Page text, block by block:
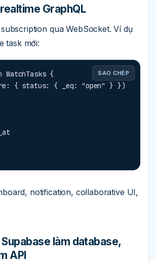
GraphQL
qua WebSocket. Ví dụ
task mới:
SAO CHÉP
{
notification, collaborative UI,
làm database,
API